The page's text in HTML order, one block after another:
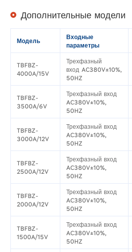
Дополнительные модели
Модель
Входные
параметры
TBFBZ-
4000A/15V
Трехфазный
вход AC380V±10%,
50HZ
TBFBZ-
3500A/6V
Трехфазный вход
AC380V±10%,
50HZ
TBFBZ-
3000A/12V
Трехфазный вход
AC380V±10%,
50HZ
TBFBZ-
2500A/12V
Трехфазный вход
AC380V±10%,
50HZ
TBFBZ-
2000A/12V
Трехфазный вход
AC380V±10%,
50HZ
TBFBZ-
1500A/15V
Трехфазный вход
AC380V±10%,
50HZ